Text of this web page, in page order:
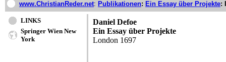
www.ChristianReder.net: Publikationen: Ein Essay über Projekte:
LINKS
Springer Wien New
York
Daniel Defoe
Ein Essay über Projekte
London 1697